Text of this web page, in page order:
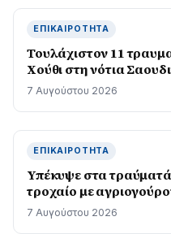
ΕΠΙΚΑΙΡΌΤΗΤΑ
Τουλάχιστον 11
Χούθι στη νότια
7 Αυγούστου 2026
ΕΠΙΚΑΙΡΌΤΗΤΑ
Υπέκυψε στα τραύματά
τροχαίο με
7 Αυγούστου 2026